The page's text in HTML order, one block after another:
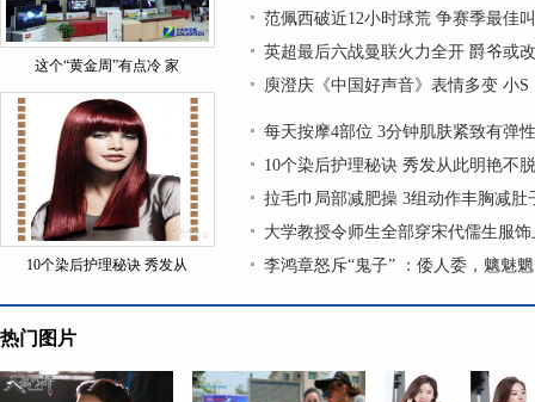
这个“黄金周”有点冷 家
10个染后护理秘诀 秀发从
范佩西破近12小时球荒 争赛季最佳
英超最后六战曼联火力全开 爵爷或
庾澄庆《中国好声音》表情多变 小
每天按摩4部位 3分钟肌肤紧致有弹性
10个染后护理秘诀 秀发从此明艳不
拉毛巾局部减肥操 3组动作丰胸减肚
大学教授令师生全部穿宋代儒生服
李鸿章怒斥“鬼子” ：倭人委，魑魅
热门图片